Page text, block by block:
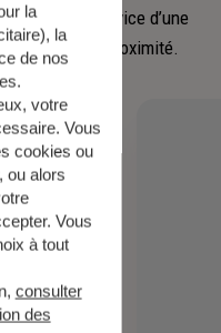
au service d’une
et la proximité.
la
), la
de nos
votre
Vous
cookies ou
ou alors
Vous
à tout
consulter
des